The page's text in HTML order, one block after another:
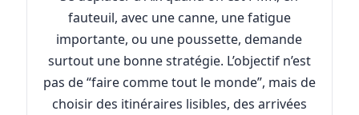
fauteuil, avec une canne, une fatigue
importante, ou une poussette, demande
surtout une bonne stratégie. L’objectif n’est
pas de “faire comme tout le monde”, mais de
choisir des itinéraires lisibles, des arrivées